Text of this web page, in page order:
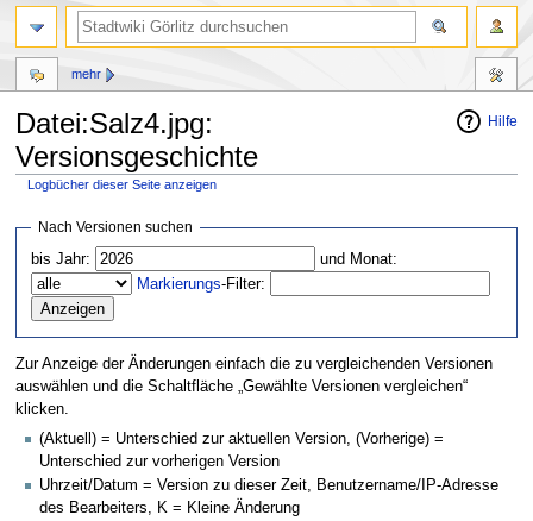
Hilfe
Datei:Salz4.jpg:
Versionsgeschichte
Logbücher dieser Seite anzeigen
springen
springen
Nach Versionen suchen
bis Jahr:
und Monat:
Markierungs-Filter:
Zur Anzeige der Änderungen einfach die zu vergleichenden Versionen
auswählen und die Schaltfläche „Gewählte Versionen vergleichen“
klicken.
(Aktuell) = Unterschied zur aktuellen Version, (Vorherige) =
Unterschied zur vorherigen Version
Uhrzeit/Datum = Version zu dieser Zeit, Benutzername/IP-Adresse
des Bearbeiters, K = Kleine Änderung
mehr